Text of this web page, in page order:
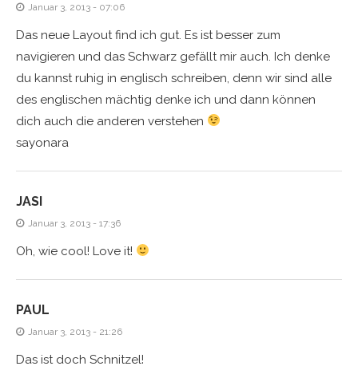
Januar 3, 2013 - 07:06
Das neue Layout find ich gut. Es ist besser zum
navigieren und das Schwarz gefällt mir auch. Ich denke
du kannst ruhig in englisch schreiben, denn wir sind alle
des englischen mächtig denke ich und dann können
dich auch die anderen verstehen
sayonara
JASI
Januar 3, 2013 - 17:36
Oh, wie cool! Love it!
PAUL
Januar 3, 2013 - 21:26
Das ist doch Schnitzel!